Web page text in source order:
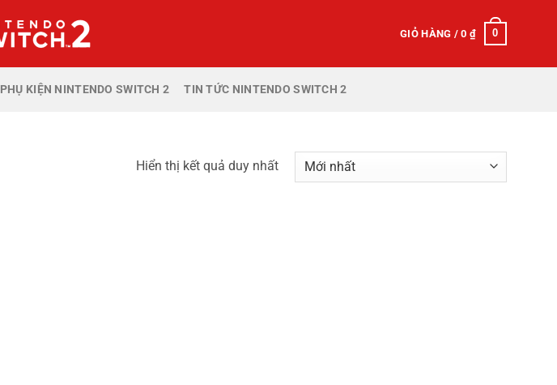
GIỎ HÀNG /0 ₫ 0
PHỤ KIỆN NINTENDO SWITCH 2 TIN TỨC NINTENDO SWITCH 2
Hiển thị kết quả duy nhất